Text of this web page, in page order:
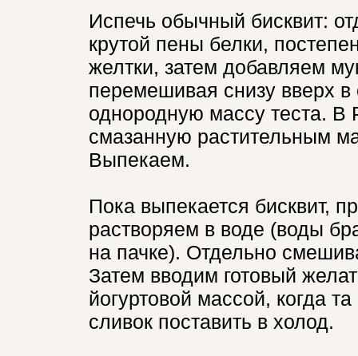
Испечь обычный бисквит:
крутой пены белки,
желтки, затем добавляем
перемешивая снизу вверх
однородную массу теста.
смазанную растительным
Выпекаем.
Пока выпекается бисквит,
растворяем в воде (воды
на пачке). Отдельно
Затем вводим готовый
йогуртовой массой, когда
сливок поставить в холод.